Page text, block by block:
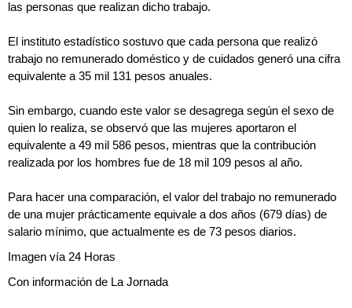
las personas que realizan dicho trabajo.
El instituto estadístico sostuvo que cada persona que realizó
trabajo no remunerado doméstico y de cuidados generó una cifra
equivalente a 35 mil 131 pesos anuales.
Sin embargo, cuando este valor se desagrega según el sexo de
quien lo realiza, se observó que las mujeres aportaron el
equivalente a 49 mil 586 pesos, mientras que la contribución
realizada por los hombres fue de 18 mil 109 pesos al año.
Para hacer una comparación, el valor del trabajo no remunerado
de una mujer prácticamente equivale a dos años (679 días) de
salario mínimo, que actualmente es de 73 pesos diarios.
Imagen vía 24 Horas
Con información de La Jornada